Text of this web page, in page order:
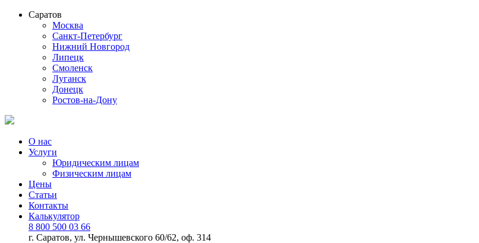
Саратов
Москва
Санкт-Петербург
Нижний Новгород
Липецк
Смоленск
Луганск
Донецк
Ростов-на-Дону
О нас
Услуги
Юридическим лицам
Физическим лицам
Цены
Статьи
Контакты
Калькулятор
8 800 500 03 66
г. Саратов, ул. Чернышевского 60/62, оф. 314